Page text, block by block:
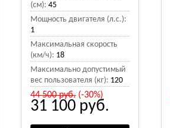
(см): 45
Мощность двигателя (л.с.):
1
Максимальная скорость
(км/ч): 18
Максимально допустимый
вес пользователя (кг): 120
44 500руб.(-30%)
31 100 руб.